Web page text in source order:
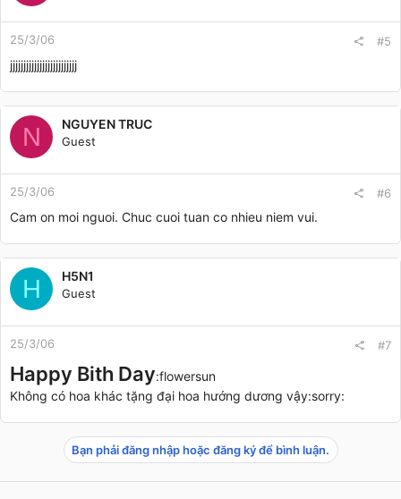
25/3/06 #5
jjjjjjjjjjjjjjjjjjjjjjjjj
N NGUYEN TRUC
Guest
25/3/06 #6
Cam on moi nguoi. Chuc cuoi tuan co nhieu niem vui.
H H5N1
Guest
25/3/06 #7
Happy Bith Day:flowersun
Không có hoa khác tặng đại hoa hướng dương vậy:sorry:
Bạn phải đăng nhập hoặc đăng ký để bình luận.